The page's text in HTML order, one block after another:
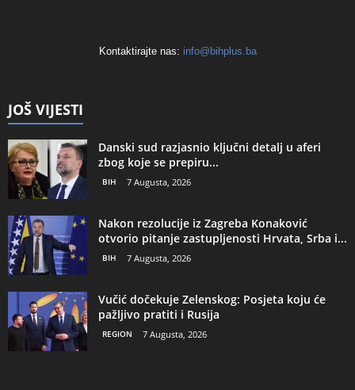
Kontaktirajte nas: info@bihplus.ba
JOŠ VIJESTI
Danski sud razjasnio ključni detalj u aferi
zbog koje se prepiru...
BIH 7 Augusta, 2026
Nakon rezolucije iz Zagreba Konaković
otvorio pitanje zastupljenosti Hrvata, Srba i...
BIH 7 Augusta, 2026
Vučić dočekuje Zelenskog: Posjeta koju će
pažljivo pratiti i Rusija
REGION 7 Augusta, 2026